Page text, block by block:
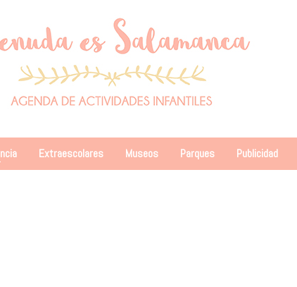
Extraescolares Museos Parques Publicidad